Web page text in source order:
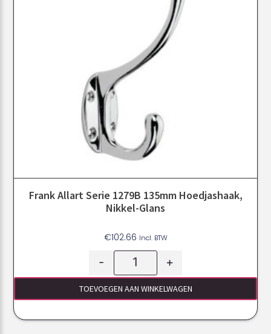
Frank Allart Serie 1279B 135mm Hoedjashaak,
Nikkel-Glans
€102.66 Incl. BTW
- +
TOEVOEGEN AAN WINKELWAGEN